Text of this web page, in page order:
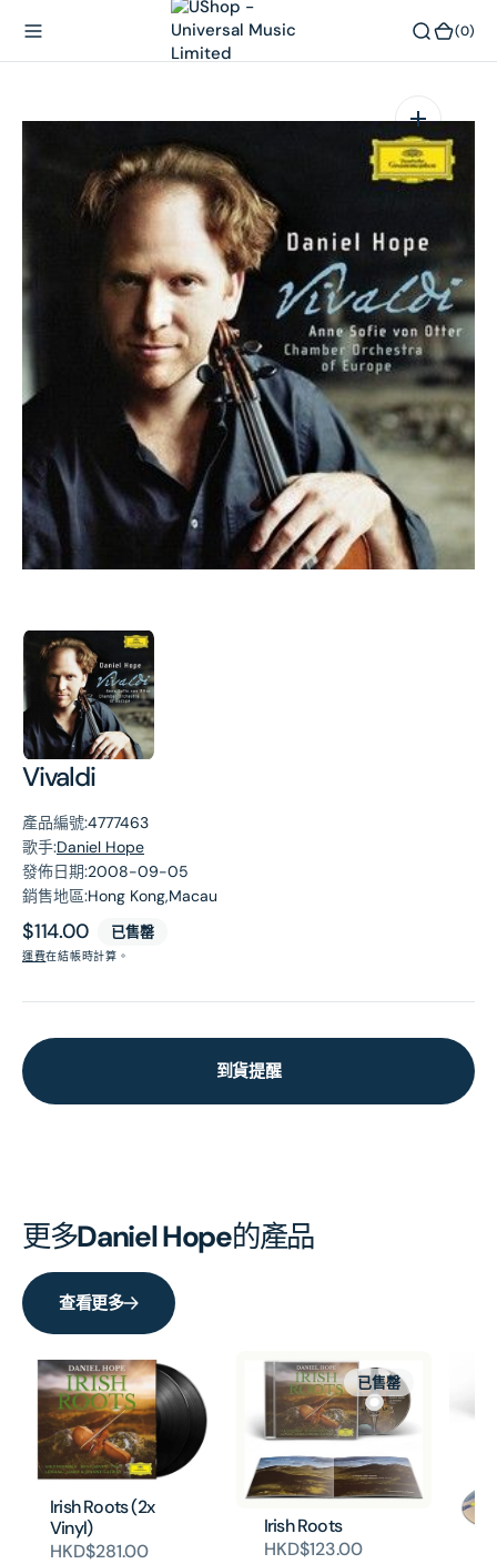
(0)
Vivaldi
產品編號:4777463
歌手:Daniel Hope
發佈日期:2008-09-05
銷售地區:Hong Kong,Macau
原
價
$114.00 已售罄
運費在結帳時計算。
到貨提醒
在
相
簿
中
開
啟
第
1
張
更多Daniel Hope的產品
查看更多
Irish Roots (2x
Vinyl)
HKD$281.00
Irish Roots
HKD$123.00
已售罄